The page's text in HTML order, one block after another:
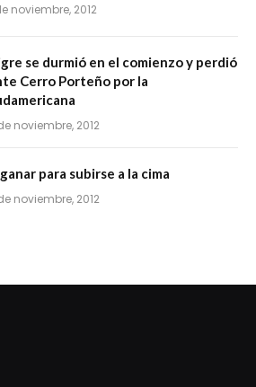
noviembre, 2012
se durmió en el comienzo y perdió
Cerro Porteño por la
noviembre, 2012
para subirse a la cima
noviembre, 2012